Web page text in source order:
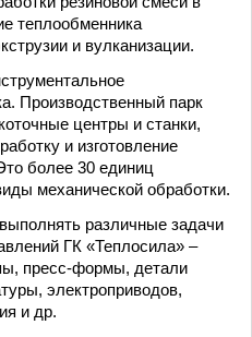
теплообменника
и вулканизации.
Производственный парк
центры и станки,
и изготовление
более 30 единиц
механической обработки.
различные задачи
ГК «Теплосила» –
пресс-формы, детали
электроприводов,
и др.